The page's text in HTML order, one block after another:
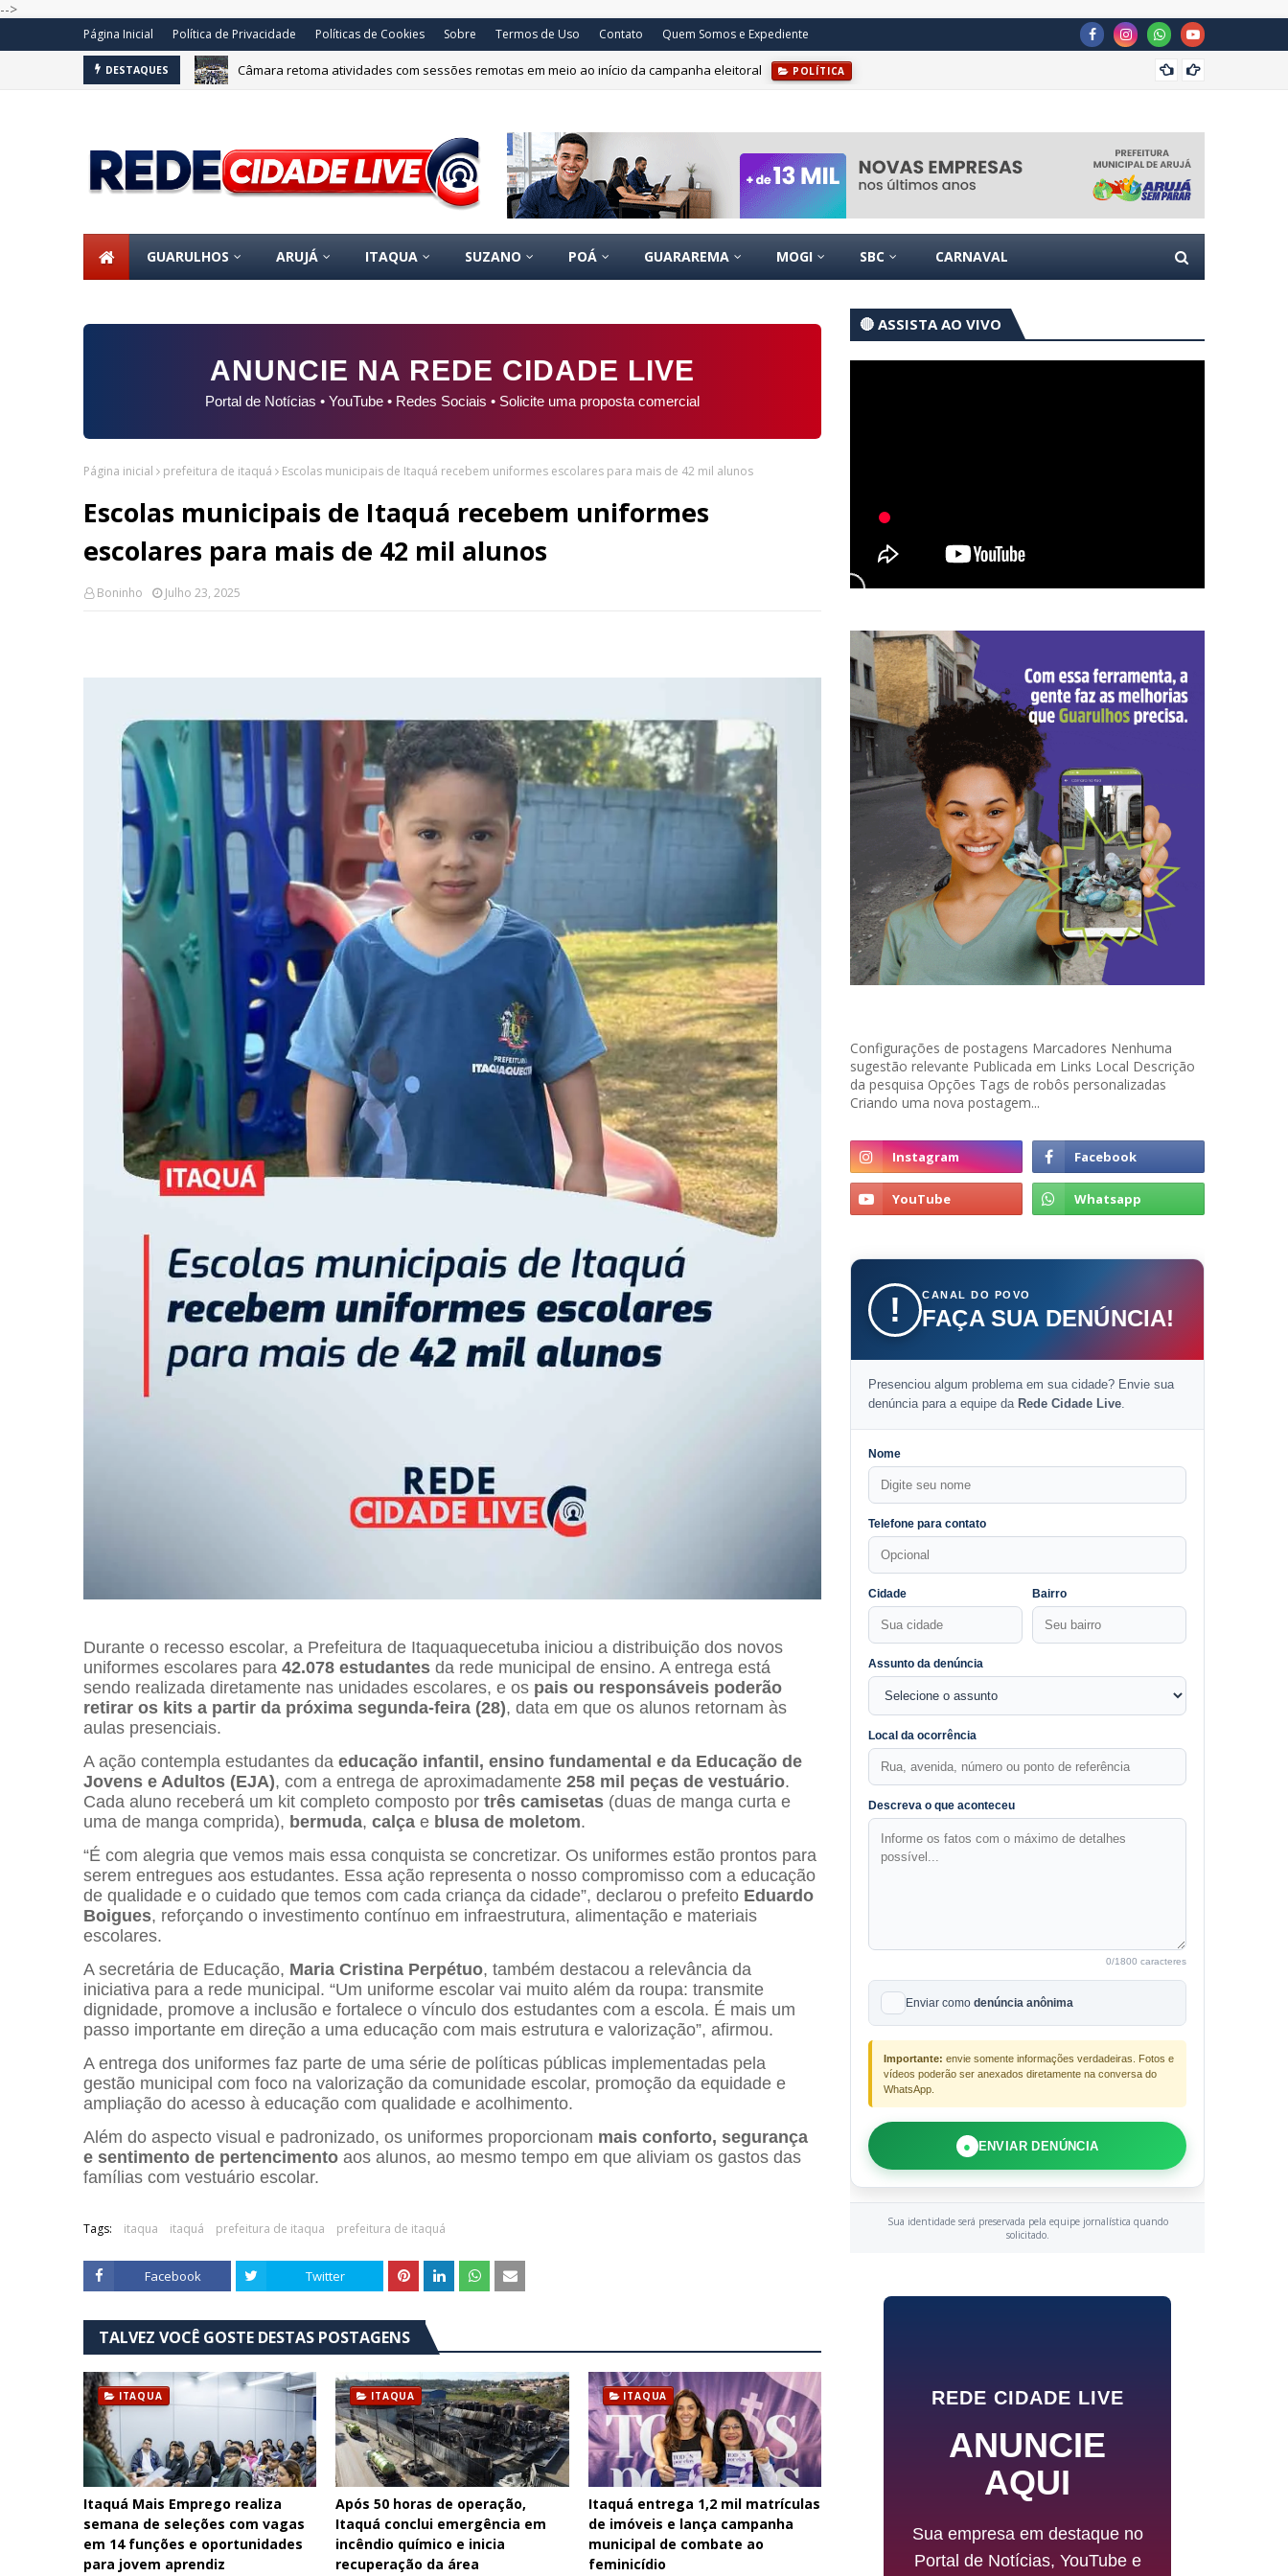
-->
Página Inicial Política de Privacidade Políticas de Cookies Sobre Termos de Uso Contato Quem Somos e Expediente
DESTAQUES
Câmara retoma atividades com sessões remotas em meio ao início da campanha eleitoral
Flávio Dino manda PF investigar indícios de irregularidades em emendas parlamentares após auditoria do TCU
GUARULHOS ARUJÁ ITAQUA SUZANO POÁ GUARAREMA MOGI SBC CARNAVAL
ANUNCIE NA REDE CIDADE LIVE
Portal de Notícias • YouTube • Redes Sociais • Solicite uma proposta comercial
Página inicial prefeitura de itaquá Escolas municipais de Itaquá recebem uniformes escolares para mais de 42 mil alunos
Escolas municipais de Itaquá recebem uniformes
escolares para mais de 42 mil alunos
Boninho Julho 23, 2025
Durante o recesso escolar, a Prefeitura de Itaquaquecetuba iniciou a distribuição dos novos
uniformes escolares para 42.078 estudantes da rede municipal de ensino. A entrega está
sendo realizada diretamente nas unidades escolares, e os pais ou responsáveis poderão
retirar os kits a partir da próxima segunda-feira (28), data em que os alunos retornam às
aulas presenciais.
A ação contempla estudantes da educação infantil, ensino fundamental e da Educação de
Jovens e Adultos (EJA), com a entrega de aproximadamente 258 mil peças de vestuário.
Cada aluno receberá um kit completo composto por três camisetas (duas de manga curta e
uma de manga comprida), bermuda, calça e blusa de moletom.
“É com alegria que vemos mais essa conquista se concretizar. Os uniformes estão prontos para
serem entregues aos estudantes. Essa ação representa o nosso compromisso com a educação
de qualidade e o cuidado que temos com cada criança da cidade”, declarou o prefeito Eduardo
Boigues, reforçando o investimento contínuo em infraestrutura, alimentação e materiais
escolares.
A secretária de Educação, Maria Cristina Perpétuo, também destacou a relevância da
iniciativa para a rede municipal. “Um uniforme escolar vai muito além da roupa: transmite
dignidade, promove a inclusão e fortalece o vínculo dos estudantes com a escola. É mais um
passo importante em direção a uma educação com mais estrutura e valorização”, afirmou.
A entrega dos uniformes faz parte de uma série de políticas públicas implementadas pela
gestão municipal com foco na valorização da comunidade escolar, promoção da equidade e
ampliação do acesso à educação com qualidade e acolhimento.
Além do aspecto visual e padronizado, os uniformes proporcionam mais conforto, segurança
e sentimento de pertencimento aos alunos, ao mesmo tempo em que aliviam os gastos das
famílias com vestuário escolar.
Tags: itaqua itaquá prefeitura de itaqua prefeitura de itaquá
Facebook Twitter
TALVEZ VOCÊ GOSTE DESTAS POSTAGENS
ITAQUA
Itaquá Mais Emprego realiza
semana de seleções com vagas
em 14 funções e oportunidades
para jovem aprendiz
ITAQUA
Após 50 horas de operação,
Itaquá conclui emergência em
incêndio químico e inicia
recuperação da área
ITAQUA
Itaquá entrega 1,2 mil matrículas
de imóveis e lança campanha
municipal de combate ao
feminicídio
🔴 ASSISTA AO VIVO
Configurações de postagens Marcadores Nenhuma
sugestão relevante Publicada em Links Local Descrição
da pesquisa Opções Tags de robôs personalizadas
Criando uma nova postagem...
! CANAL DO POVO
FAÇA SUA DENÚNCIA!
Presenciou algum problema em sua cidade? Envie sua
denúncia para a equipe da Rede Cidade Live.
Nome
Telefone para contato
Cidade Bairro
Assunto da denúncia
Local da ocorrência
Descreva o que aconteceu
0/1800 caracteres
Enviar como denúncia anônima
Importante: envie somente informações verdadeiras. Fotos e
vídeos poderão ser anexados diretamente na conversa do
WhatsApp.
● ENVIAR DENÚNCIA
Sua identidade será preservada pela equipe jornalística quando
solicitado.
REDE CIDADE LIVE
ANUNCIE
AQUI
Sua empresa em destaque no
Portal de Notícias, YouTube e